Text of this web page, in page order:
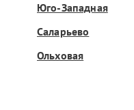
Юго-Западная
Саларьево
Ольховая